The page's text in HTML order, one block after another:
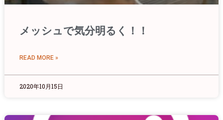
メッシュで気分明るく！！
READ MORE »
2020年10月15日